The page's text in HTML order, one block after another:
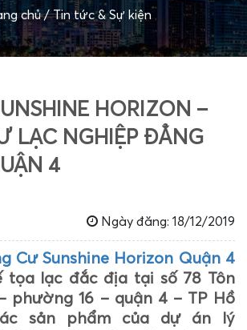
chủ/Tin tức & Sự kiện
HORIZON –
LẠC NGHIỆP ĐẲNG
4
Ngày đăng: 18/12/2019
Cư Sunshine Horizon Quận 4
tọa lạc đắc địa tại số 78 Tôn
phường 16 – quận 4 – TP Hồ
sản phẩm của dự án lý